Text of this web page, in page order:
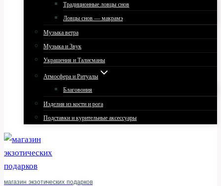
Традиционные ловцы снов
Ловцы снов — макрамэ
Музыка ветра
Музыка и Звук
Украшения и Талисманы
Атмосфера и Ритуалы
Благовония
Изделия из кости и рога
Подставки и курительные аксессуары
магазин экзотических подарков